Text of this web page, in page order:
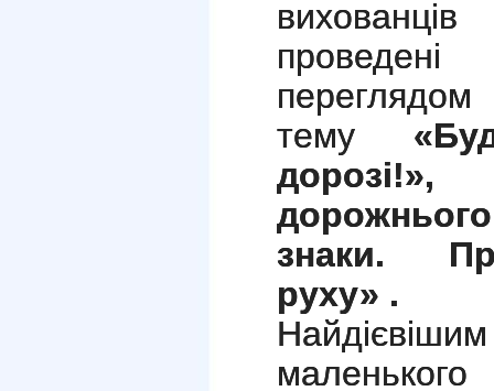
переглядом
тему
знаки.
руху» .